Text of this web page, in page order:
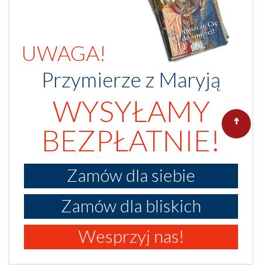
UWAGA!
Przymierze z Maryją
WYSYŁAMY
BEZPŁATNIE!
Zamów dla siebie
Zamów dla bliskich
Wesprzyj nas!